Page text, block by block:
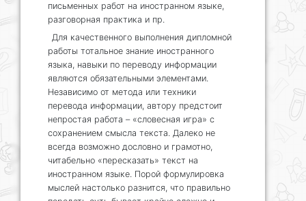
письменных работ на иностранном языке,
разговорная практика и пр.
Для качественного выполнения дипломной
работы тотальное знание иностранного
языка, навыки по переводу информации
являются обязательными элементами.
Независимо от метода или техники
перевода информации, автору предстоит
непростая работа – «словесная игра» с
сохранением смысла текста. Далеко не
всегда возможно дословно и грамотно,
читабельно «пересказать» текст на
иностранном языке. Порой формулировка
мыслей настолько разнится, что правильно